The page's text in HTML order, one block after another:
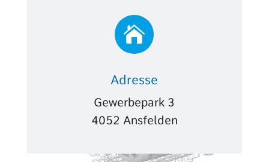

Adresse
Gewerbepark 3
4052 Ansfelden